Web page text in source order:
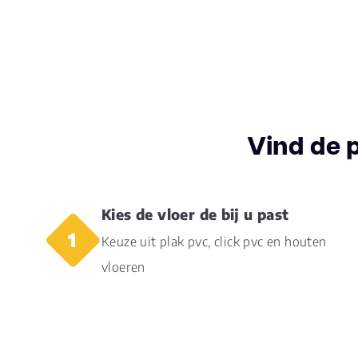
Vind de
Kies de vloer de bij u past
Keuze uit plak pvc, click pvc en houten
vloeren